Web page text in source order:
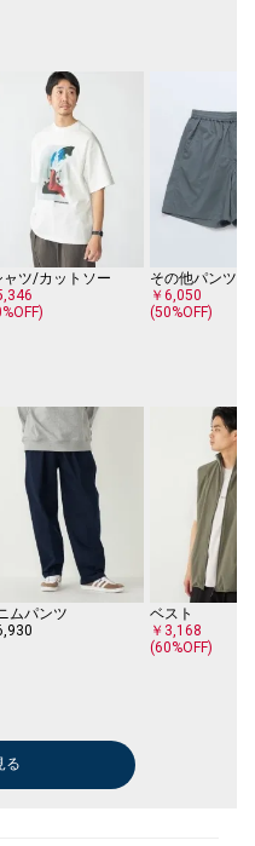
ン・スマートフォンなどの閲覧
異なる場合がございます。
ャツ/カットソー
その他パンツ
￥6,050
(50%OFF)
ムパンツ
ベスト
￥3,168
(60%OFF)
ツ/カットソー
ネ/サングラス
他パンツ
ツ/カットソー
ツ/カットソー
ツ/カットソー
ツ/カットソー
他パンツ
他パンツ
る